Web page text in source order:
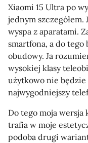
Xiaomi 15 Ultra po
jednym
wyspa z aparatami.
smartfona, a do tego
obudowy. Ja
wysokiej klasy
użytkowo nie
najwygodniejszy
Do tego moja wersja
trafia w moje
podoba drugi